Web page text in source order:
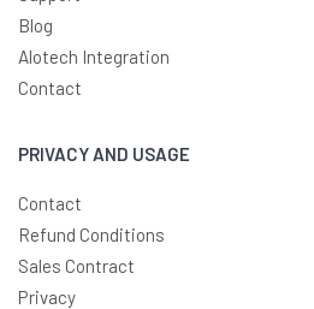
Blog
Alotech Integration
Contact
PRIVACY AND USAGE
Contact
Refund Conditions
Sales Contract
Privacy